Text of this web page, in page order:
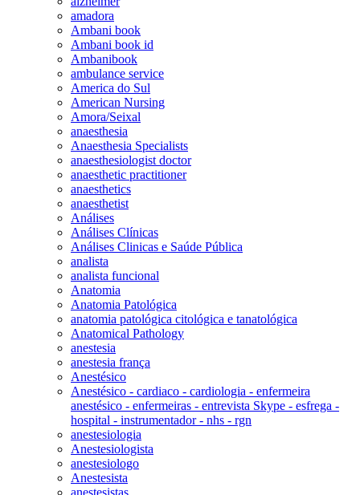
amadora
Ambani book
Ambani book id
Ambanibook
ambulance service
America do Sul
American Nursing
Amora/Seixal
anaesthesia
Anaesthesia Specialists
anaesthesiologist doctor
anaesthetic practitioner
anaesthetics
anaesthetist
Análises
Análises Clínicas
Análises Clinicas e Saúde Pública
analista
analista funcional
Anatomia
Anatomia Patológica
anatomia patológica citológica e tanatológica
Anatomical Pathology
anestesia
anestesia frança
Anestésico
Anestésico - cardiaco - cardiologia - enfermeira
anestésico - enfermeiras - entrevista Skype - esfrega -
hospital - instrumentador - nhs - rgn
anestesiologia
Anestesiologista
anestesiologo
Anestesista
anestesistas